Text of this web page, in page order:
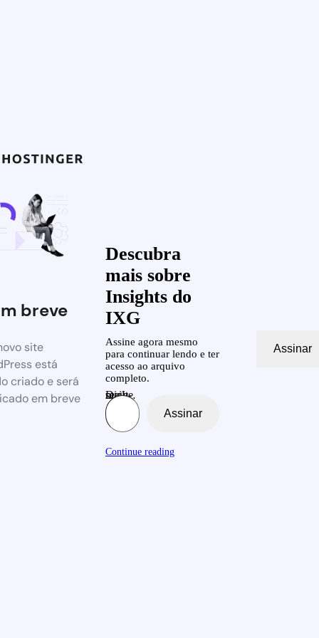
breve
site
está
criado e será
em breve
Descubra
mais sobre
Insights do
IXG
Assine agora mesmo
para continuar lendo e ter
acesso ao arquivo
completo.
Digite seu e-mail…
Assinar
Continue reading
Assinar